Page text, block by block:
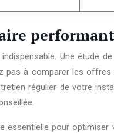
Une étude
pas à comparer les
régulier de votre
essentielle pour